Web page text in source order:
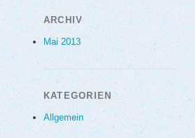
ARCHIV
Mai 2013
KATEGORIEN
Allgemein